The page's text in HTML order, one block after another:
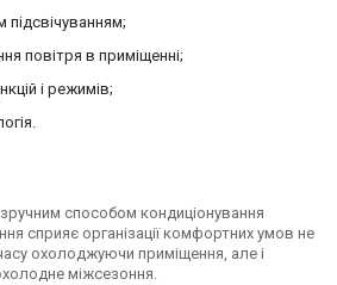
підсвічуванням;
повітря в приміщенні;
і режимів;
зручним способом кондиціонування
сприяє організації комфортних умов не
охолоджуючи приміщення, але і
міжсезоння.